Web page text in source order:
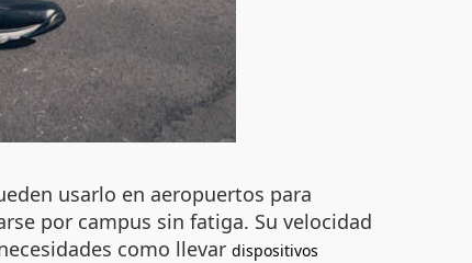
usarlo en aeropuertos para
por campus sin fatiga. Su velocidad
como llevar dispositivos